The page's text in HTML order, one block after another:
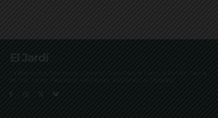
El Jardí
La Bonanova, Monterols, Galvany, Turó Parc, el Farró, el Putxet, Sarrià,
les Tres Torres, Pedralbes, Vallvidrera, les Planes i el Tibidabo